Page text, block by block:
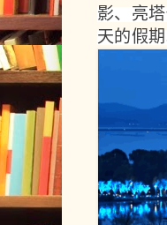
影、亮
天的假